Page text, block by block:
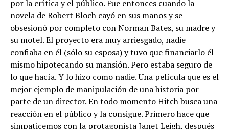
por la crítica y el público. Fue entonces cuando la
novela de Robert Bloch cayó en sus manos y se
obsesionó por completo con Norman Bates, su madre y
su motel. El proyecto era muy arriesgado, nadie
confiaba en él (sólo su esposa) y tuvo que financiarlo él
mismo hipotecando su mansión. Pero estaba seguro de
lo que hacía. Y lo hizo como nadie. Una película que es el
mejor ejemplo de manipulación de una historia por
parte de un director. En todo momento Hitch busca una
reacción en el público y la consigue. Primero hace que
simpaticemos con la protagonista Janet Leigh, después